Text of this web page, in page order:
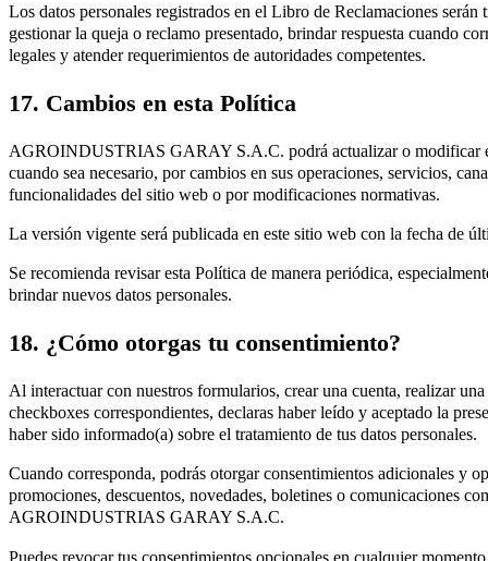
Los datos personales registrados en el Libro de Reclamaciones serán
gestionar la queja o reclamo presentado, brindar respuesta cuando
legales y atender requerimientos de autoridades competentes.
17. Cambios en esta Política
AGROINDUSTRIAS GARAY S.A.C. podrá actualizar o modificar
cuando sea necesario, por cambios en sus operaciones, servicios,
funcionalidades del sitio web o por modificaciones normativas.
La versión vigente será publicada en este sitio web con la fecha de
Se recomienda revisar esta Política de manera periódica,
brindar nuevos datos personales.
18. ¿Cómo otorgas tu consentimiento?
Al interactuar con nuestros formularios, crear una cuenta, realizar
checkboxes correspondientes, declaras haber leído y aceptado la
haber sido informado(a) sobre el tratamiento de tus datos personales.
Cuando corresponda, podrás otorgar consentimientos adicionales y
promociones, descuentos, novedades, boletines o comunicaciones
AGROINDUSTRIAS GARAY S.A.C.
Puedes revocar tus consentimientos opcionales en cualquier